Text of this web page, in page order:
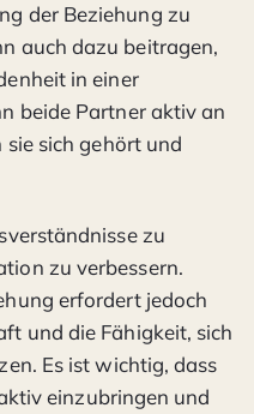
der Beziehung zu
auch dazu beitragen,
in einer
beide Partner aktiv an
sich gehört und
zu
zu verbessern.
erfordert jedoch
und die Fähigkeit, sich
Es ist wichtig, dass
einzubringen und